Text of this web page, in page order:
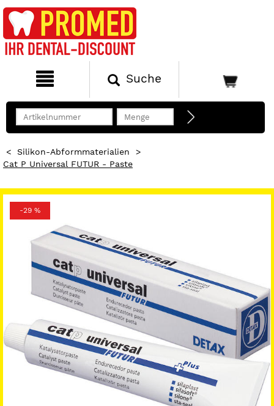
Suche
< Silikon-Abformmaterialien
>
Cat P Universal FUTUR - Paste
-29 %